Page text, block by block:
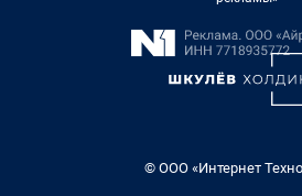
© ООО «Интернет